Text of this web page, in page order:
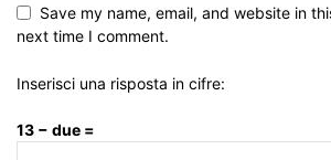
Save my name, email, and website in
next time I comment.
Inserisci una risposta in cifre:
13 − due =